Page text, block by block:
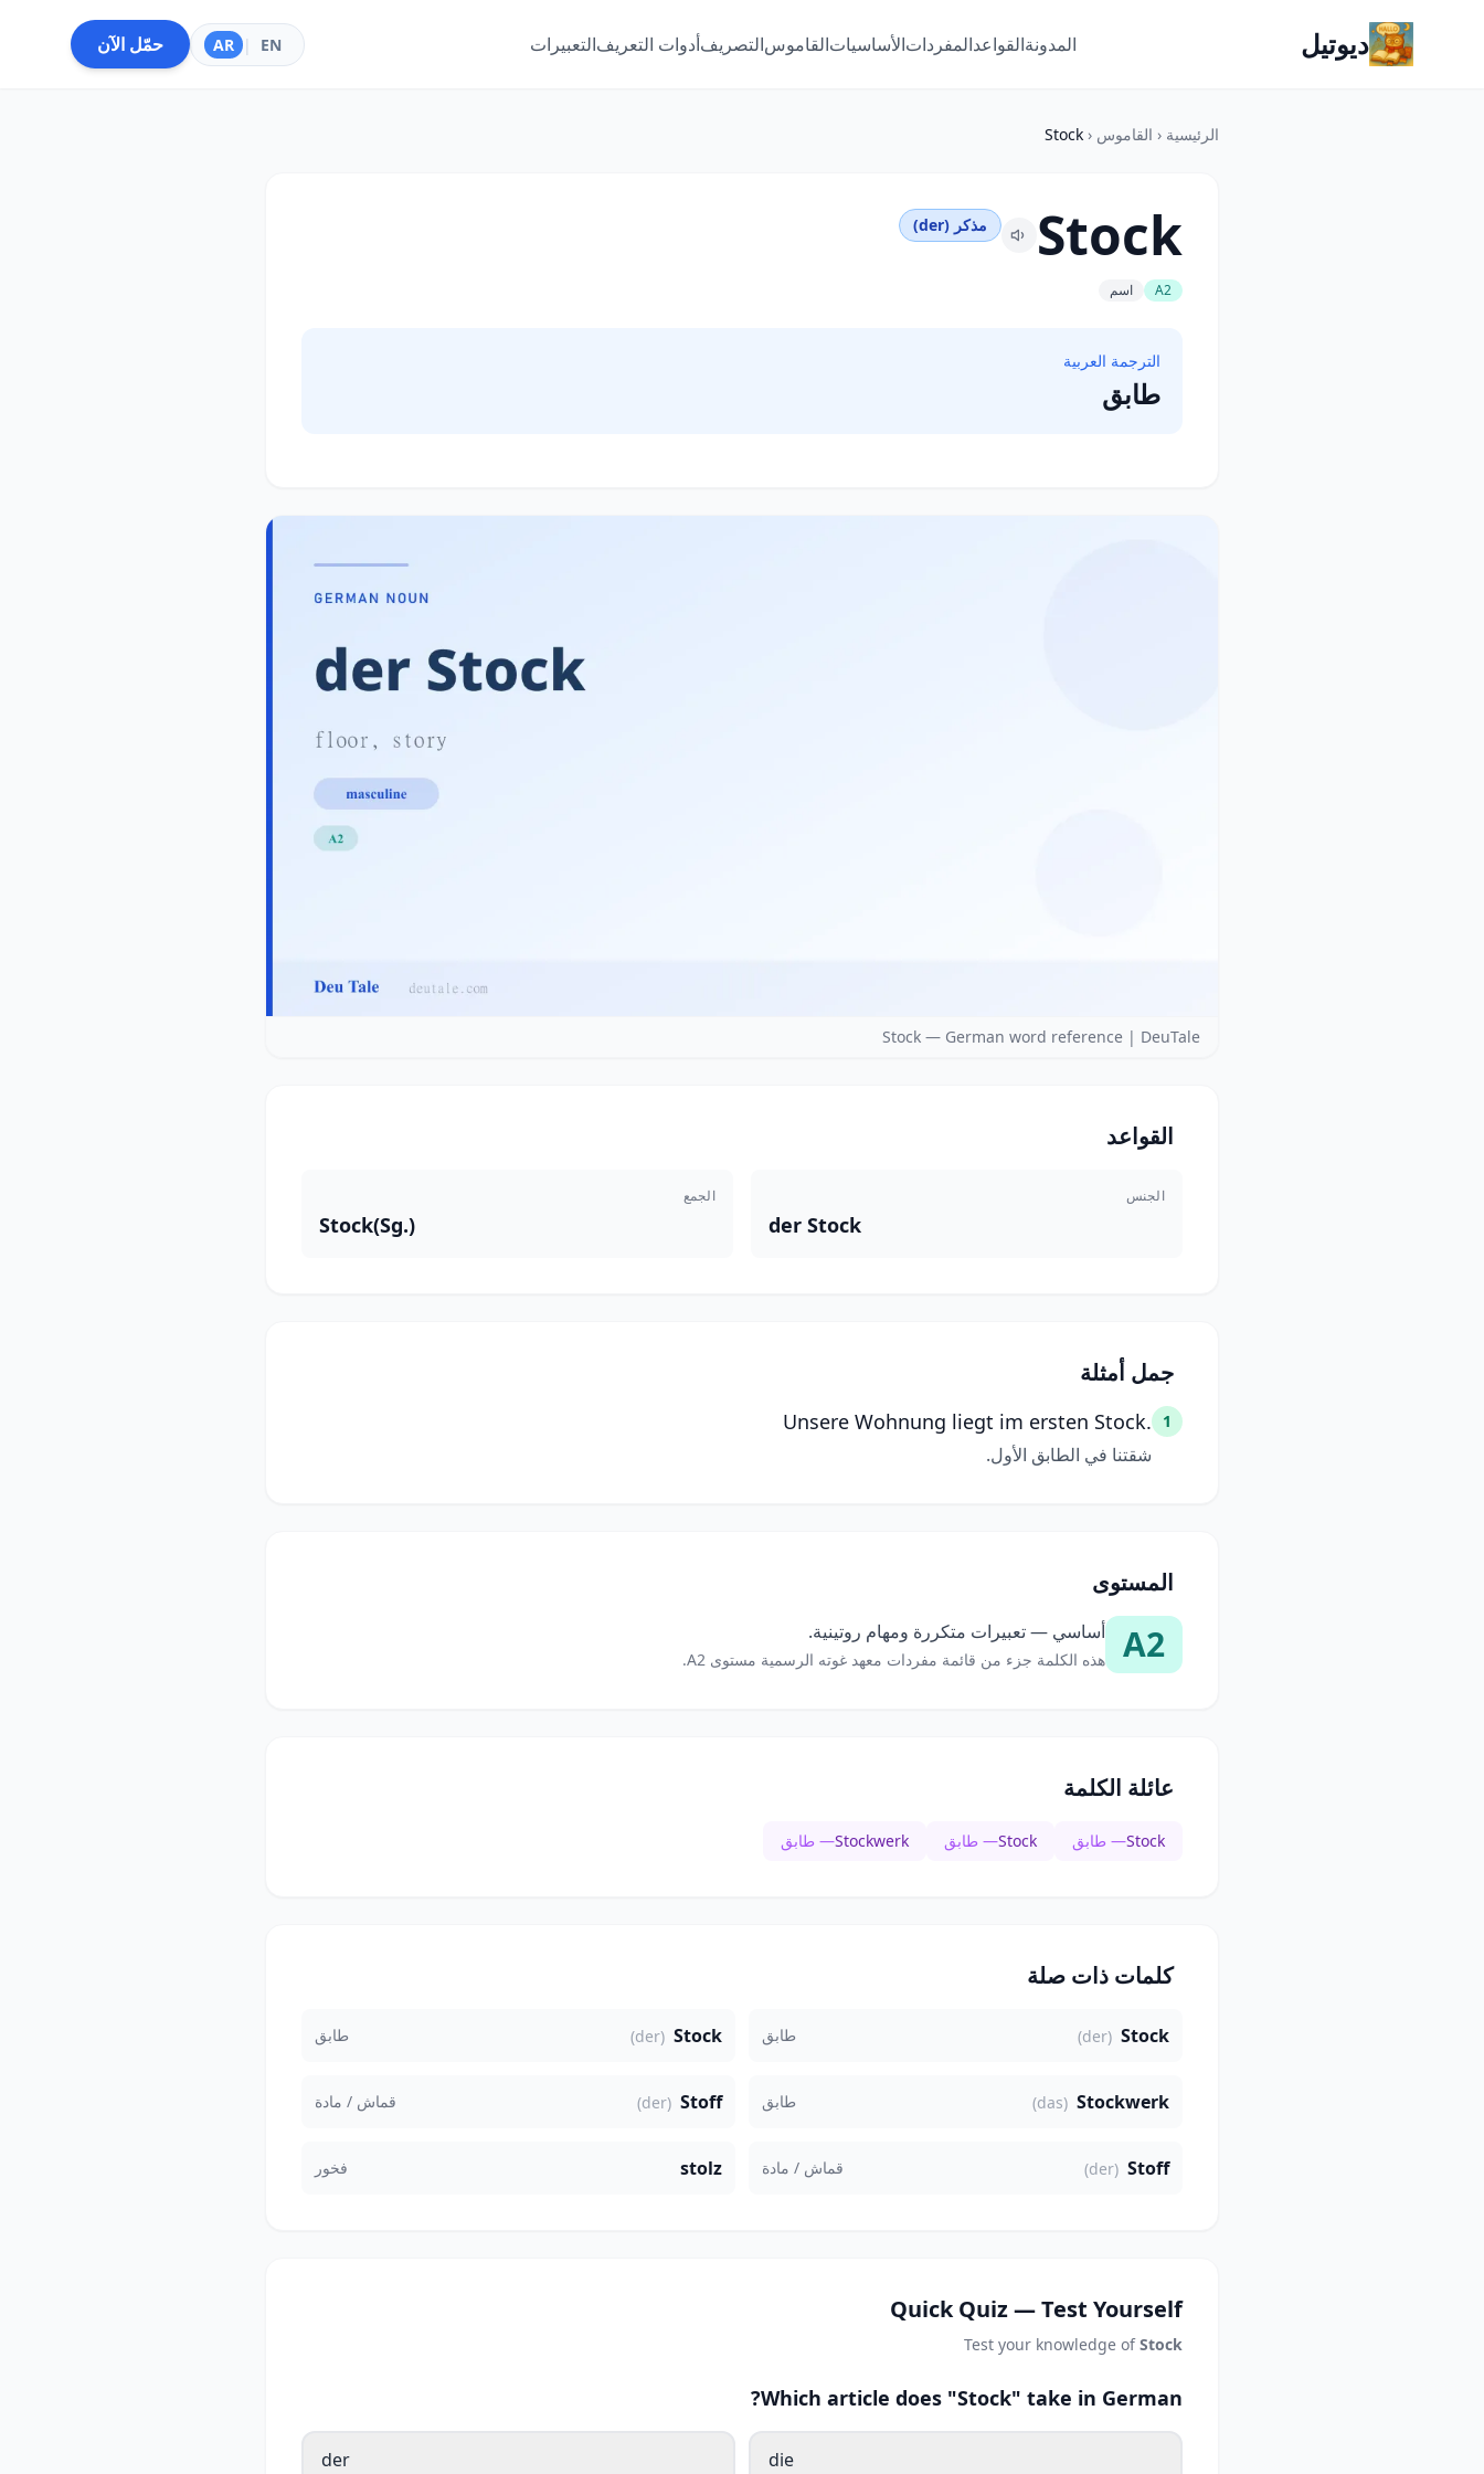
ديوتيل المدونةالقواعدالمفرداتالأساسياتالقاموسالتصريفأدوات التعريفالتعبيرات EN
|
AR حمّل الآن
الرئيسية ‹ القاموس ‹
Stock
Stock مذكر (der)
A2 اسم
الترجمة العربية
طابق
Stock — German word reference | DeuTale
القواعد
الجنس
der Stock
الجمع
Stock(Sg.)
جمل أمثلة
1
Unsere Wohnung liegt im ersten Stock.
شقتنا في الطابق الأول.
المستوى
A2 أساسي — تعبيرات متكررة ومهام روتينية.
هذه الكلمة جزء من قائمة مفردات معهد غوته الرسمية مستوى A2.
عائلة الكلمة
Stock— طابق Stock— طابق Stockwerk— طابق
كلمات ذات صلة
Stock
(der) طابق Stock
(der) طابق
Stockwerk
(das) طابق Stoff
(der) قماش / مادة
Stoff
(der) قماش / مادة stolz فخور
Quick Quiz — Test Yourself
Test your knowledge ofStock
Which article does "Stock" take in German?
die
der